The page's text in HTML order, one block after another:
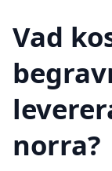
Vad
norra?